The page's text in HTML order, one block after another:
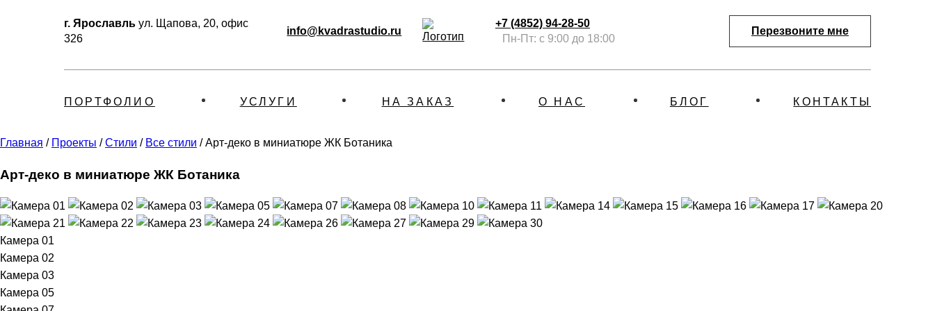
г. Ярославль ул. Щапова, 20, офис
326
info@kvadrastudio.ru
+7 (4852) 94-28-50
Пн-Пт: с 9:00 до 18:00
Перезвоните мне
ПОРТФОЛИО УСЛУГИ НА ЗАКАЗ О НАС БЛОГ КОНТАКТЫ
Главная / Проекты /Стили / Все стили /Арт-деко в миниатюре ЖК Ботаника
Арт-деко в миниатюре ЖК Ботаника
Камера 01
Камера 02
Камера 03
Камера 05